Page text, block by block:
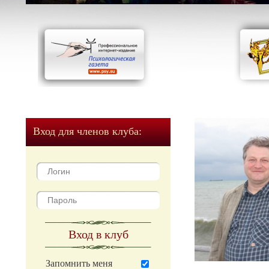
Вход для членов клуба:
Вход в клуб
Запомнить меня